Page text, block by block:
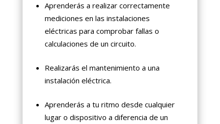
Aprenderás a realizar correctamente
mediciones en las instalaciones
eléctricas para comprobar fallas o
calculaciones de un circuito.
Realizarás el mantenimiento a una
instalación eléctrica.
Aprenderás a tu ritmo desde cualquier
lugar o dispositivo a diferencia de un